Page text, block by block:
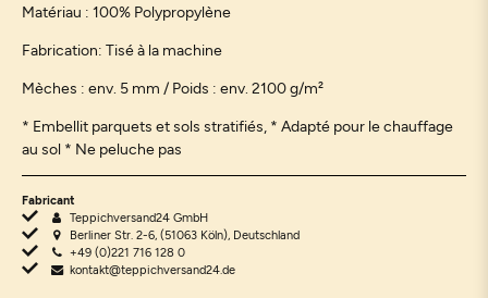
Matériau : 100% Polypropylène
Fabrication: Tisé à la machine
Mèches : env. 5 mm / Poids : env. 2100 g/m²
* Embellit parquets et sols stratifiés, * Adapté pour le chauffage
au sol * Ne peluche pas
Fabricant
Teppichversand24 GmbH
Berliner Str. 2-6, (51063 Köln), Deutschland
+49 (0)221 716 128 0
kontakt@teppichversand24.de